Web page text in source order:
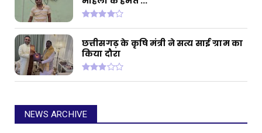
छत्तीसगढ़ के कृषि मंत्री ने सत्य साई ग्राम का
किया दौरा
NEWS ARCHIVE